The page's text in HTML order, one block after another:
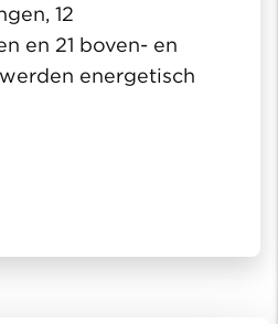
12
en 21 boven- en
energetisch